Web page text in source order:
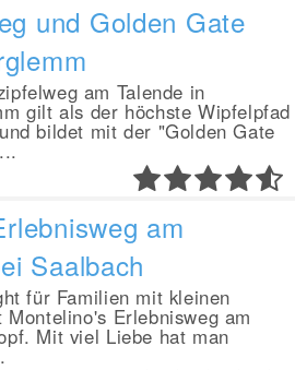
und Golden Gate
am Talende in
gilt als der höchste Wipfelpfad
bildet mit der "Golden Gate
am
Saalbach
für Familien mit kleinen
Montelino's Erlebnisweg am
Mit viel Liebe hat man